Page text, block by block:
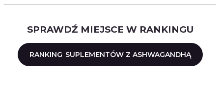
SPRAWDŹ MIEJSCE W RANKINGU
RANKING SUPLEMENTÓW Z ASHWAGANDHĄ